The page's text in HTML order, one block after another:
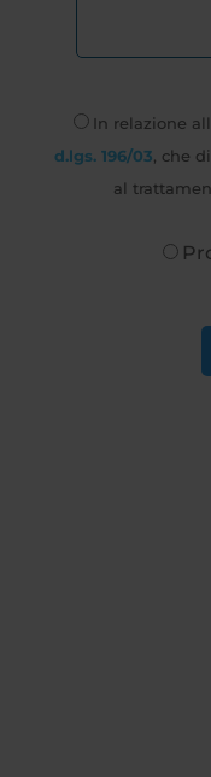
In relazione
d.lgs. 196/03, che
al